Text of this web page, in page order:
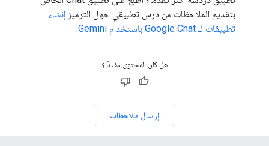
بتقديم الملاحظات من درس تطبيقي حول الترميز إنشاء
تطبيقات لـ Google Chat باستخدام Gemini
.
هل كان المحتوى مفيدًا؟
إرسال ملاحظات